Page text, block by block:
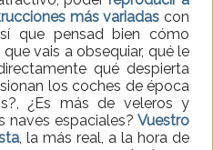
más variadas con
que pensad bien cómo
vais a obsequiar, qué le
qué despierta
los coches de época
¿Es más de veleros y
naves espaciales? Vuestro
, la más real, a la hora de